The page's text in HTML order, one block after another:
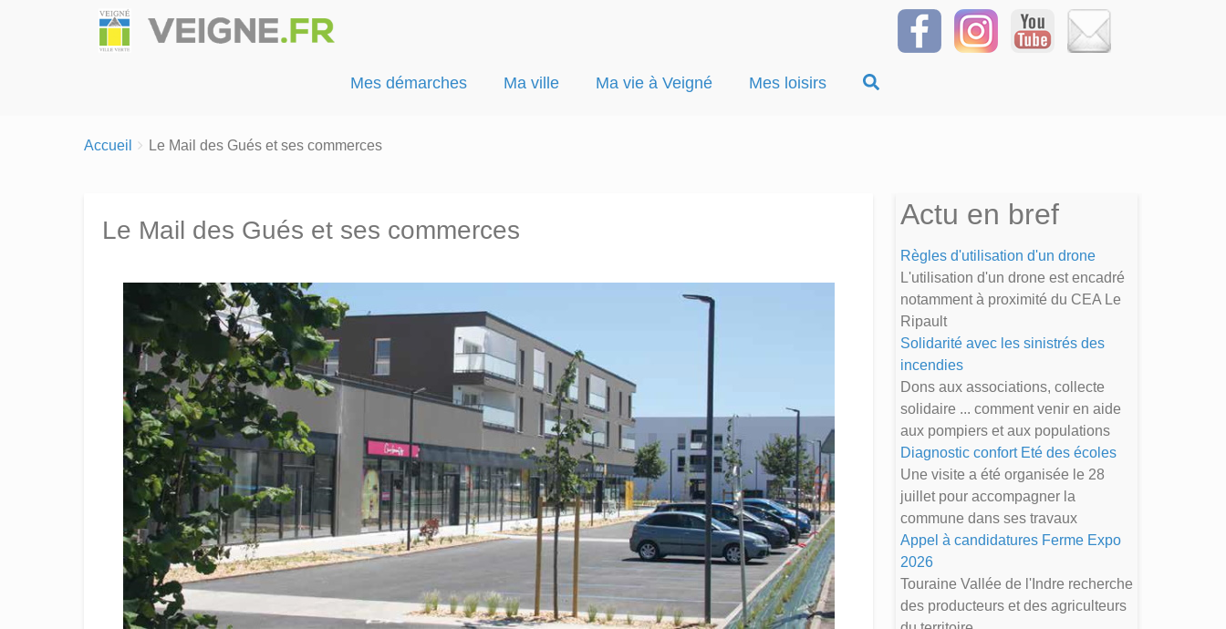
Mes démarches Ma ville Ma vie à Veigné Mes loisirs
Breadcrumbs
You
Accueil Le Mail des Gués et ses commerces
Le Mail des Gués et ses commerces Actu en bref
Règles d'utilisation d'un drone
L'utilisation d'un drone est encadré
notamment à proximité du CEA Le
Ripault
Solidarité avec les sinistrés des
incendies
Dons aux associations, collecte
solidaire ... comment venir en aide
aux pompiers et aux populations
Diagnostic confort Eté des écoles
Une visite a été organisée le 28
juillet pour accompagner la
commune dans ses travaux
Appel à candidatures Ferme Expo
2026
Touraine Vallée de l'Indre recherche
des producteurs et des agriculteurs